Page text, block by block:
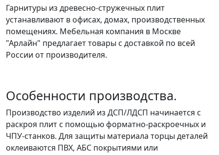
Гарнитуры из древесно-стружечных плит
устанавливают в офисах, домах, производственных
помещениях. Мебельная компания в Москве
"Арлайн" предлагает товары с доставкой по всей
России от производителя.
Особенности производства.
Производство изделий из ДСП/ЛДСП начинается с
раскроя плит с помощью форматно-раскроечных и
ЧПУ-станков. Для защиты материала торцы деталей
оклеиваются ПВХ, АБС покрытиями или